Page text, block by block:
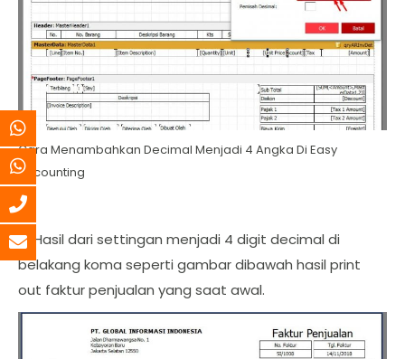
Cara Menambahkan Decimal Menjadi 4 Angka Di Easy
Accounting
5. Hasil dari settingan menjadi 4 digit decimal di
belakang koma seperti gambar dibawah hasil print
out faktur penjualan yang saat awal.